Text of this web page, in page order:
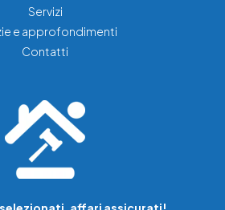
Servizi
e approfondimenti
Contatti